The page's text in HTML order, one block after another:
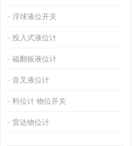
浮球液位开关
投入式液位计
磁翻板液位计
音叉液位计
料位计 物位开关
雷达物位计